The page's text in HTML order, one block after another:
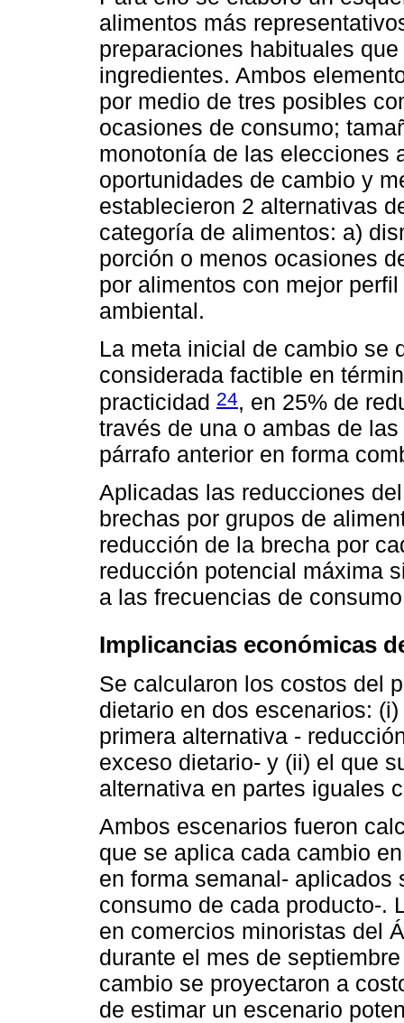
alimentos más
preparaciones habituales
ingredientes. Ambos
por medio de tres posibles
ocasiones de consumo;
monotonía de las elecciones
oportunidades de cambio y
establecieron 2 alternativas
categoría de alimentos: a)
porción o menos ocasiones
por alimentos con mejor
ambiental.
La meta inicial de cambio se
considerada factible en
practicidad 24, en 25% de
través de una o ambas de
párrafo anterior en forma
Aplicadas las reducciones
brechas por grupos de
reducción de la brecha por
reducción potencial máxima
a las frecuencias de
Implicancias económicas
Se calcularon los costos del
dietario en dos escenarios:
primera alternativa -
exceso dietario- y (ii) el que
alternativa en partes iguales
Ambos escenarios fueron
que se aplica cada cambio
en forma semanal-
consumo de cada producto-.
en comercios minoristas del
durante el mes de
cambio se proyectaron a
de estimar un escenario